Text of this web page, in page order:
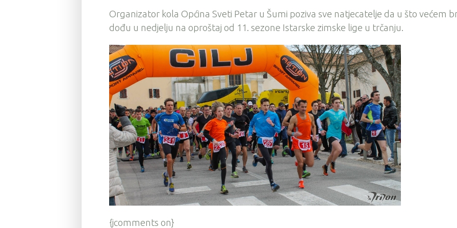
Organizator kola Općina Sveti Petar u Šumi poziva sve natjecatelje da u što većem
dođu u nedjelju na oproštaj od 11. sezone Istarske zimske lige u trčanju.
{jcomments on}